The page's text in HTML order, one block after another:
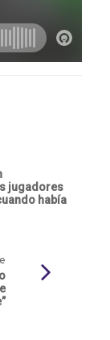
jugadores
había